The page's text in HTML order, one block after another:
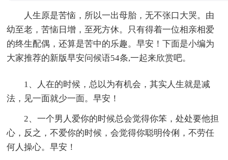
人生原是苦恼，所以一出母胎，无不张口大哭。由
幼至老，苦恼日增，至死方休。只有得着一位相亲相爱
的终生配偶，还算是苦中的乐趣。早安！下面是小编为
大家推荐的新版早安问候语54条,一起来欣赏吧。
1、人在的时候，总以为有机会，其实人生就是减
法，见一面就少一面。早安！
2、一个男人爱你的时候总会觉得你笨，处处要他担
心，反之，不爱你的时候，会觉得你聪明伶俐，不劳任
何人操心。早安！